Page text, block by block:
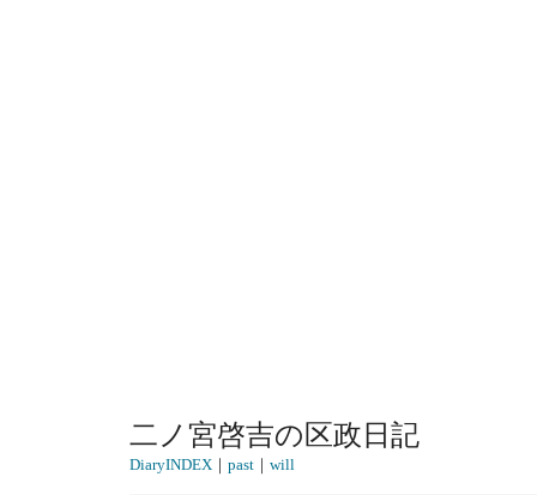
二ノ宮啓吉の区政日記
DiaryINDEX｜ past｜ will